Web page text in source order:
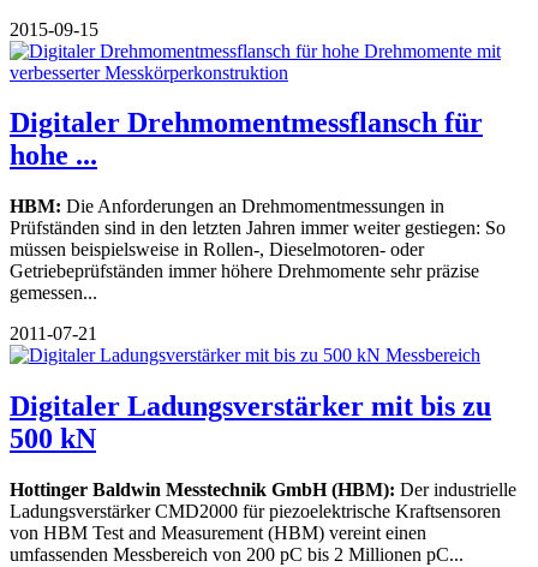
2015-09-15
Digitaler Drehmomentmessflansch für
hohe ...
HBM: Die Anforderungen an Drehmomentmessungen in
Prüfständen sind in den letzten Jahren immer weiter gestiegen: So
müssen beispielsweise in Rollen-, Dieselmotoren- oder
Getriebeprüfständen immer höhere Drehmomente sehr präzise
gemessen...
2011-07-21
Digitaler Ladungsverstärker mit bis zu
500 kN
Hottinger Baldwin Messtechnik GmbH (HBM): Der industrielle
Ladungsverstärker CMD2000 für piezoelektrische Kraft­sensoren
von HBM Test and Measurement (HBM) vereint einen
umfassenden Messbereich von 200 pC bis 2 Millionen pC...